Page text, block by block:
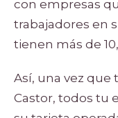
con empresas
trabajadores en
tienen más de
Así, una vez que
Castor, todos tu